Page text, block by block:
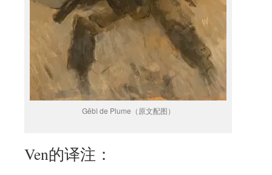
Gēbì de Plume（原文配图）
Ven的译注：